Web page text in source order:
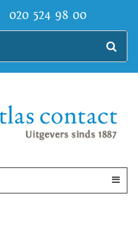
020 524 98 00